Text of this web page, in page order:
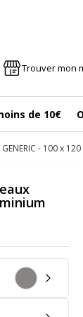
Trouver mon
de 10€
- 100 x